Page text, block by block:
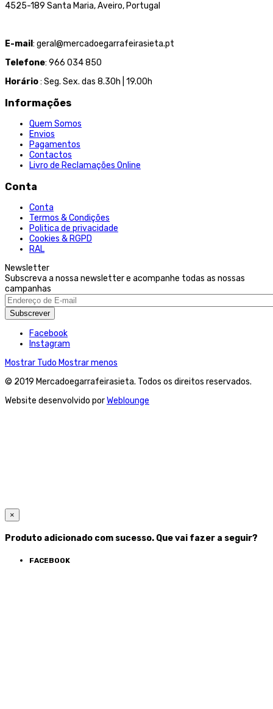
4525-189 Santa Maria, Aveiro, Portugal
E-mail: geral@mercadoegarrafeirasieta.pt
Telefone: 966 034 850
Horário: Seg. Sex. das 8.30h | 19.00h
Informações
Quem Somos
Envios
Pagamentos
Contactos
Livro de Reclamações Online
Conta
Conta
Termos & Condições
Politica de privacidade
Cookies & RGPD
RAL
Newsletter
Subscreva a nossa newsletter e acompanhe todas as nossas
campanhas
Subscrever
Facebook
Instagram
Mostrar Tudo Mostrar menos
© 2019 Mercadoegarrafeirasieta. Todos os direitos reservados.
Website desenvolvido porWeblounge
×
Produto adicionado com sucesso. Que vai fazer a seguir?
FACEBOOK